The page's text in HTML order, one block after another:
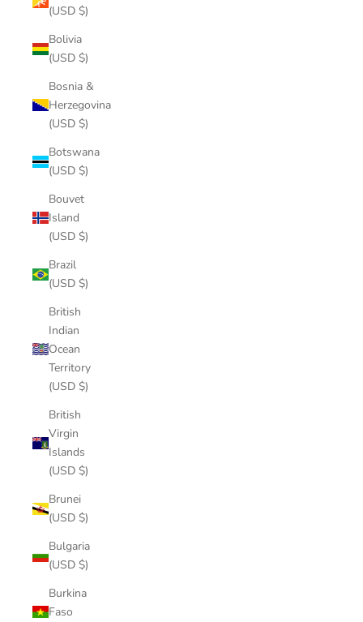
(USD $)
Bolivia
(USD $)
Bosnia &
Herzegovina
(USD $)
Botswana
(USD $)
Bouvet
Island
(USD $)
Brazil
(USD $)
British
Indian
Ocean
Territory
(USD $)
British
Virgin
Islands
(USD $)
Brunei
(USD $)
Bulgaria
(USD $)
Burkina
Faso